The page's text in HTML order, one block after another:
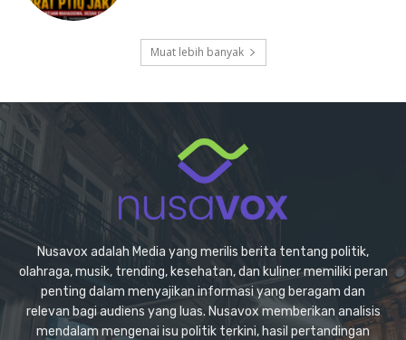
Muat lebih banyak
Nusavox adalah Media yang merilis berita tentang politik,
olahraga, musik, trending, kesehatan, dan kuliner memiliki peran
penting dalam menyajikan informasi yang beragam dan
relevan bagi audiens yang luas. Nusavox memberikan analisis
mendalam mengenai isu politik terkini, hasil pertandingan